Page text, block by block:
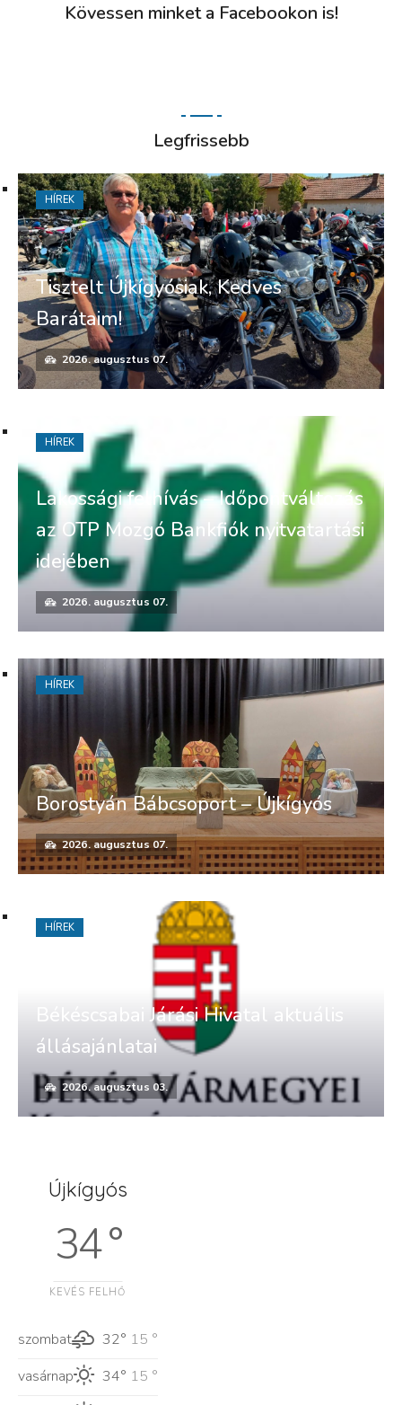
Kövessen minket a Facebookon is!
Legfrissebb
Tisztelt Újkígyósiak, Kedves
Barátaim!
2026. augusztus 07.
HÍREK
Lakossági felhívás – Időpontváltozás
az OTP Mozgó Bankfiók nyitvatartási
idejében
2026. augusztus 07.
HÍREK
Borostyán Bábcsoport – Újkígyós
2026. augusztus 07.
HÍREK
Békéscsabai Járási Hivatal aktuális
állásajánlatai
2026. augusztus 03.
HÍREK
Újkígyós
34 °
KEVÉS FELHŐ
szombat 32° 15 °
vasárnap
34° 15 °